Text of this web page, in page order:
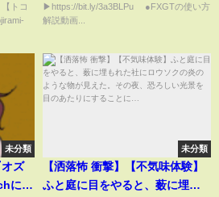
トコ
▶︎https://bit.ly/3a3BLPu ●FXGTの使い方
解説動画...
未分類
オズ
に現
未分類
【洒落怖 衝撃】【不気味体験】
ふと庭に目をやると、薮に埋も